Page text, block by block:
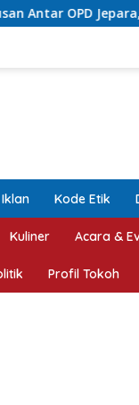
Permainan
Kode Etik
Kuliner Acara &
Profil Tokoh